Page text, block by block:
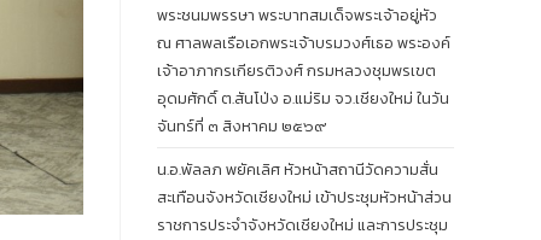
พระชนมพรรษา พระบาทสมเด็จพระเจ้าอยู่หัว
ณ ศาลพลเรือเอกพระเจ้าบรมวงศ์เธอ พระองค์
เจ้าอาภากรเกียรติวงศ์ กรมหลวงชุมพรเขต
อุดมศักดิ์ ต.สันโป่ง อ.แม่ริม จว.เชียงใหม่ ในวัน
จันทร์ที่ ๓ สิงหาคม ๒๕๖๙
น.อ.พัลลภ พยัคเลิศ หัวหน้าสถานีวัดความสั่น
สะเทือนจังหวัดเชียงใหม่ เข้าประชุมหัวหน้าส่วน
ราชการประจำจังหวัดเชียงใหม่ และการประชุม